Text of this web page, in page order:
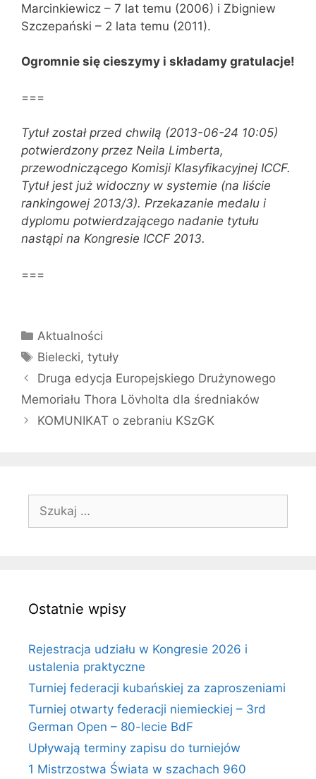
Marcinkiewicz – 7 lat temu (2006) i Zbigniew
Szczepański – 2 lata temu (2011).
Ogromnie się cieszymy i składamy gratulacje!
===
Tytuł został przed chwilą (2013-06-24 10:05)
potwierdzony przez Neila Limberta,
przewodniczącego Komisji Klasyfikacyjnej ICCF.
Tytuł jest już widoczny w systemie (na liście
rankingowej 2013/3). Przekazanie medalu i
dyplomu potwierdzającego nadanie tytułu
nastąpi na Kongresie ICCF 2013.
===
Kategorie
Aktualności
Tagi
Bielecki,tytuły
Druga edycja Europejskiego Drużynowego
Memoriału Thora Lövholta dla średniaków
KOMUNIKAT o zebraniu KSzGK
Szukaj:
Ostatnie wpisy
Rejestracja udziału w Kongresie 2026 i
ustalenia praktyczne
Turniej federacji kubańskiej za zaproszeniami
Turniej otwarty federacji niemieckiej – 3rd
German Open – 80-lecie BdF
Upływają terminy zapisu do turniejów
1 Mistrzostwa Świata w szachach 960